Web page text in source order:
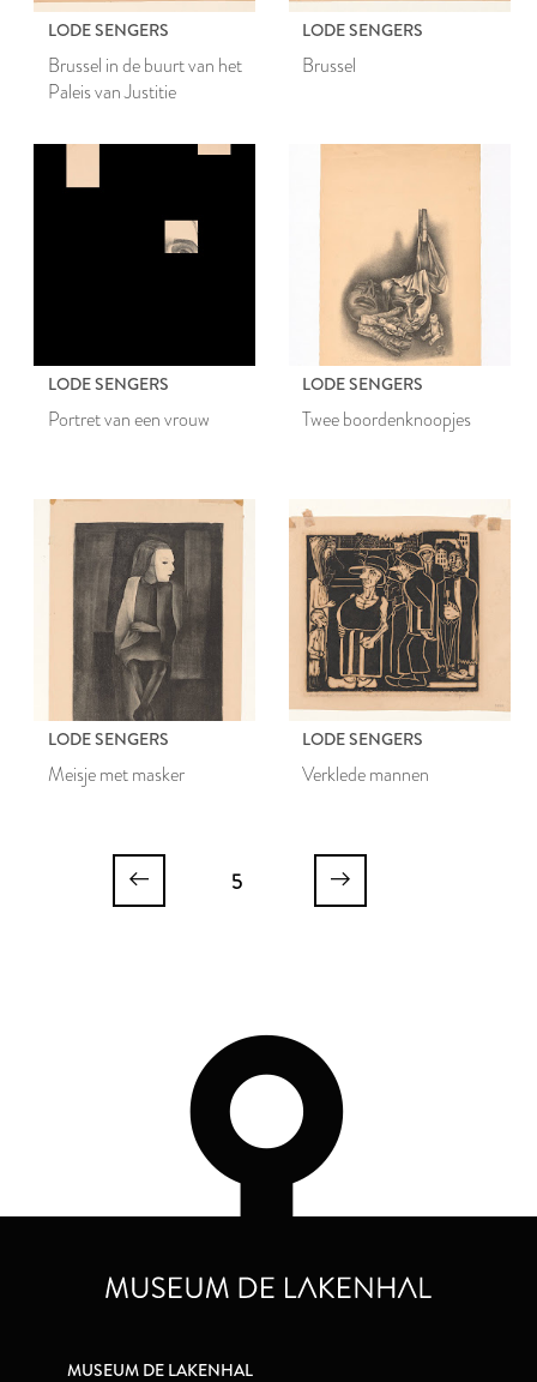
LODE SENGERS
Brussel in de buurt van het
Paleis van Justitie
LODE SENGERS
Brussel
LODE SENGERS
Portret van een vrouw
LODE SENGERS
Twee boordenknoopjes
LODE SENGERS
Meisje met masker
LODE SENGERS
Verklede mannen
5
MUSEUM DE LAKENHAL